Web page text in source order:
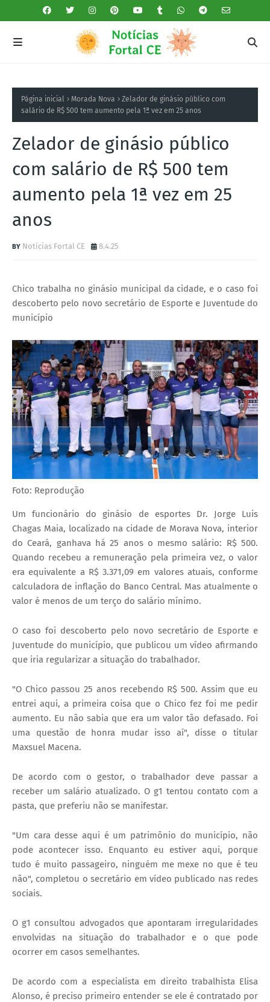
Página inicial Morada Nova
Zelador de ginásio público com
salário de R$ 500 tem aumento pela 1ª vez em 25 anos
Zelador de ginásio público
com salário de R$ 500 tem
aumento pela 1ª vez em 25
anos
Notícias Fortal CE 8.4.25
Chico trabalha no ginásio municipal da cidade, e o caso foi
descoberto pelo novo secretário de Esporte e Juventude do
município
Foto: Reprodução
Um funcionário do ginásio de esportes Dr. Jorge Luis
Chagas Maia, localizado na cidade de Morava Nova, interior
do Ceará, ganhava há 25 anos o mesmo salário: R$ 500.
Quando recebeu a remuneração pela primeira vez, o valor
era equivalente a R$ 3.371,09 em valores atuais, conforme
calculadora de inflação do Banco Central. Mas atualmente o
valor é menos de um terço do salário mínimo.
O caso foi descoberto pelo novo secretário de Esporte e
Juventude do município, que publicou um vídeo afirmando
que iria regularizar a situação do trabalhador.
"O Chico passou 25 anos recebendo R$ 500. Assim que eu
entrei aqui, a primeira coisa que o Chico fez foi me pedir
aumento. Eu não sabia que era um valor tão defasado. Foi
uma questão de honra mudar isso aí", disse o titular
Maxsuel Macena.
De acordo com o gestor, o trabalhador deve passar a
receber um salário atualizado. O g1 tentou contato com a
pasta, que preferiu não se manifestar.
"Um cara desse aqui é um patrimônio do município, não
pode acontecer isso. Enquanto eu estiver aqui, porque
tudo é muito passageiro, ninguém me mexe no que é teu
não", completou o secretário em vídeo publicado nas redes
sociais.
O g1 consultou advogados que apontaram irregularidades
envolvidas na situação do trabalhador e o que pode
ocorrer em casos semelhantes.
De acordo com a especialista em direito trabalhista Elisa
Alonso, é preciso primeiro entender se ele é contratado por